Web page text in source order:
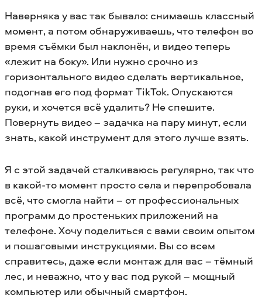
Наверняка у вас так бывало: снимаешь классный
момент, а потом обнаруживаешь, что телефон во
время съёмки был наклонён, и видео теперь
«лежит на боку». Или нужно срочно из
горизонтального видео сделать вертикальное,
подогнав его под формат TikTok. Опускаются
руки, и хочется всё удалить? Не спешите.
Повернуть видео – задачка на пару минут, если
знать, какой инструмент для этого лучше взять.
Я с этой задачей сталкиваюсь регулярно, так что
в какой-то момент просто села и перепробовала
всё, что смогла найти – от профессиональных
программ до простеньких приложений на
телефоне. Хочу поделиться с вами своим опытом
и пошаговыми инструкциями. Вы со всем
справитесь, даже если монтаж для вас – тёмный
лес, и неважно, что у вас под рукой – мощный
компьютер или обычный смартфон.